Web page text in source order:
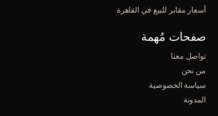
أسعار مقابر للبيع في القاهرة
صفحات مُهمة
تواصل معنا
من نحن
سياسة الخصوصية
المدونة